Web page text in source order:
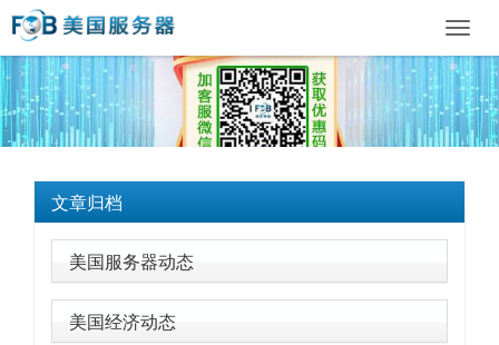
文章归档
美国服务器动态
美国经济动态